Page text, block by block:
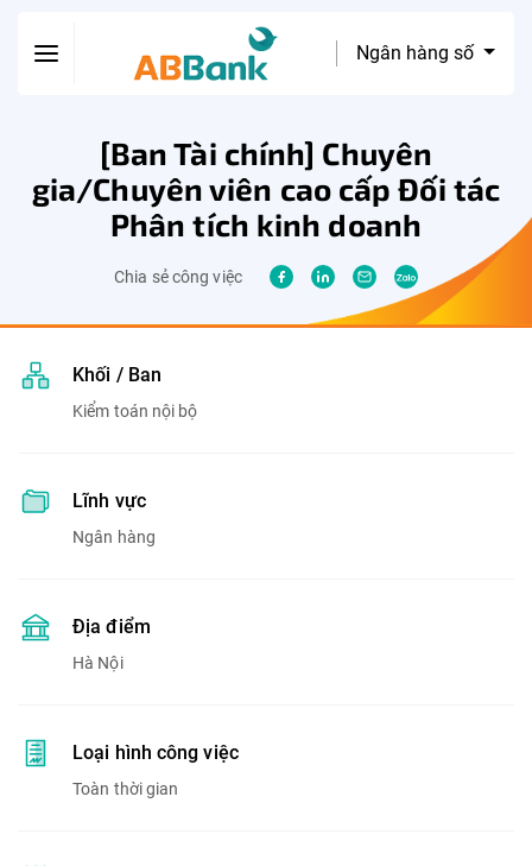
Ngân hàng số
[Ban Tài chính] Chuyên
gia/Chuyên viên cao cấp Đối tác
Phân tích kinh doanh
Chia sẻ công việc
Khối / Ban
Kiểm toán nội bộ
Lĩnh vực
Ngân hàng
Địa điểm
Hà Nội
Loại hình công việc
Toàn thời gian